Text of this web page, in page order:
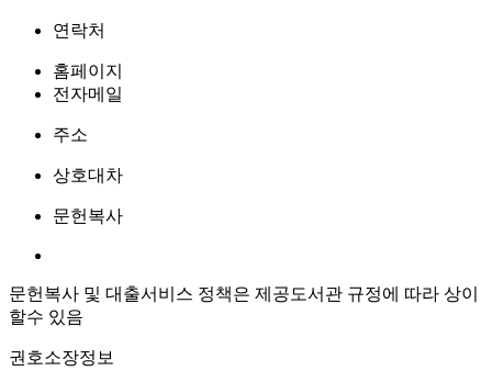
연락처
홈페이지
전자메일
주소
상호대차
문헌복사
문헌복사 및 대출서비스 정책은 제공도서관 규정에 따라 상이
할수 있음
권호소장정보